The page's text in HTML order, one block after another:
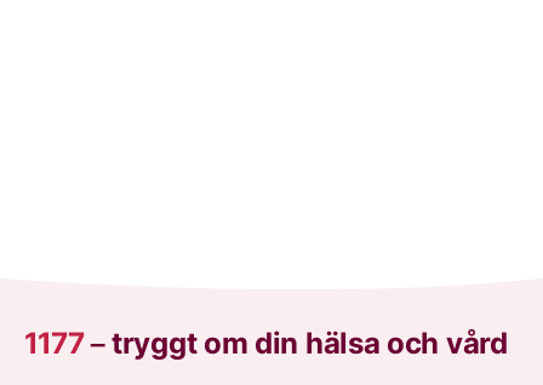
1177–tryggt om din hälsa och vård